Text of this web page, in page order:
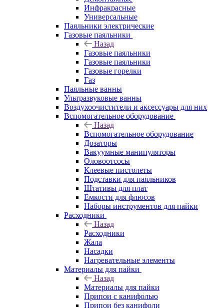
Инфракрасные
Универсальные
Паяльники электрические
Газовые паяльники
Назад
Газовые паяльники
Газовые паяльники
Газовые горелки
Газ
Паяльные ванны
Ультразвуковые ванны
Воздухоочистители и аксессуары для них
Вспомогательное оборудование
Назад
Вспомогательное оборудование
Дозаторы
Вакуумные манипуляторы
Оловоотсосы
Клеевые пистолеты
Подставки для паяльников
Штативы для плат
Емкости для флюсов
Наборы инструментов для пайки
Расходники
Назад
Расходники
Жала
Насадки
Нагревательные элементы
Материалы для пайки
Назад
Материалы для пайки
Припои с канифолью
Припои без канифоли